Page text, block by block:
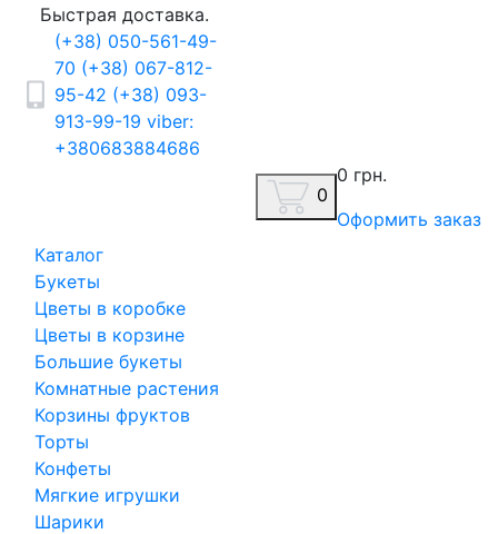
Быстрая доставка.
(+38) 050-561-49-
70 (+38) 067-812-
95-42 (+38) 093-
913-99-19 viber:
+380683884686
0
0 грн.
Оформить заказ
Каталог
Букеты
Цветы в коробке
Цветы в корзине
Большие букеты
Комнатные растения
Корзины фруктов
Торты
Конфеты
Мягкие игрушки
Шарики